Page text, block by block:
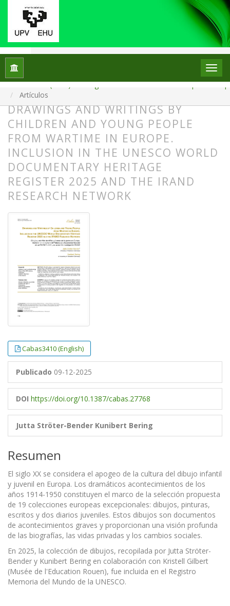
Inicio
Núm. 34 (2025): Monográfico: La escuela en el escaparate: el
Artículos
DRAWINGS AND WRITINGS BY
CHILDREN AND YOUNG PEOPLE
FROM WARTIME IN EUROPE.
INCLUSION IN THE UNESCO WORLD
DOCUMENTARY HERITAGE
REGISTER 2025 AND THE IRAND
RESEARCH NETWORK
Cabas3410 (English)
Publicado 09-12-2025
DOI https://doi.org/10.1387/cabas.27768
Jutta Ströter-Bender Kunibert Bering
Resumen
El siglo XX se considera el apogeo de la cultura del dibujo infantil
y juvenil en Europa. Los dramáticos acontecimientos de los
años 1914-1950 constituyen el marco de la selección propuesta
de 19 colecciones europeas excepcionales: dibujos, pinturas,
escritos y dos diarios juveniles. Estos dibujos son documentos
de acontecimientos graves y proporcionan una visión profunda
de las biografías, las vidas privadas y los cambios sociales.
En 2025, la colección de dibujos, recopilada por Jutta Ströter-
Bender y Kunibert Bering en colaboración con Kristell Gilbert
(Musée de l'Education Rouen), fue incluida en el Registro
Memoria del Mundo de la UNESCO.